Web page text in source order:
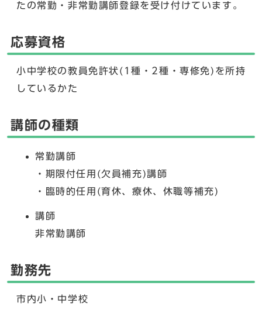
たの常勤・非常勤講師登録を受け付けています。
応募資格
小中学校の教員免許状(1種・2種・専修免)を所持
しているかた
講師の種類
常勤講師
・期限付任用(欠員補充)講師
・臨時的任用(育休、療休、休職等補充)
講師
非常勤講師
勤務先
市内小・中学校